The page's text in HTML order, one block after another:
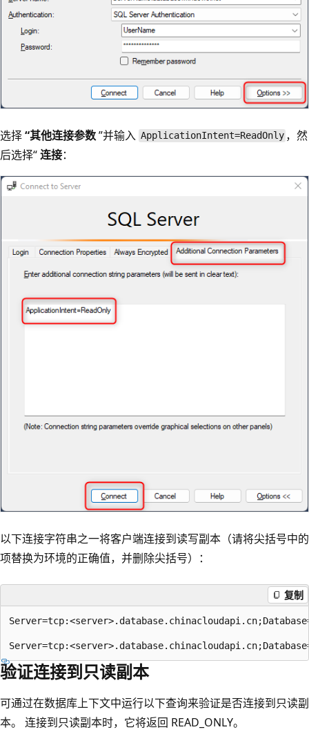
选择“其他连接参数”并输入 ApplicationIntent=ReadOnly ，然
后选择“连接：
以下连接字符串之一将客户端连接到读写副本（请将尖括号中的
项替换为环境的正确值，并删除尖括号）：
复制
验证连接到只读副本
可通过在数据库上下文中运行以下查询来验证是否连接到只读副
本。 连接到只读副本时，它将返回 READ_ONLY。